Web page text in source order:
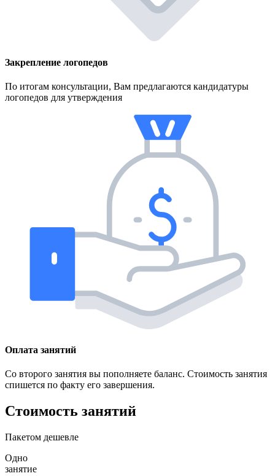
Закрепление логопедов
По итогам консультации, Вам предлагаются кандидатуры
логопедов для утверждения
Оплата занятий
Со второго занятия вы пополняете баланс. Стоимость занятия
спишется по факту его завершения.
Стоимость занятий
Пакетом дешевле
Одно
занятие